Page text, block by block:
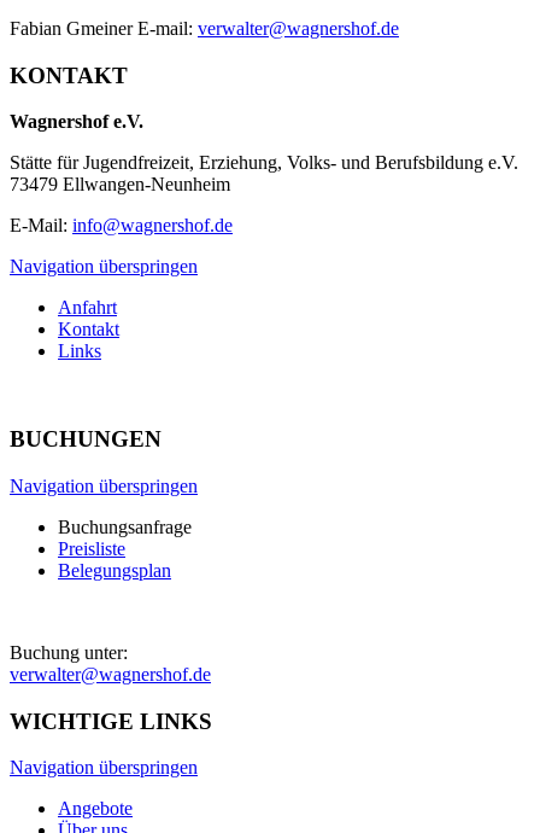
Fabian Gmeiner E-mail: verwalter@wagnershof.de
KONTAKT
Wagnershof e.V.
Stätte für Jugendfreizeit, Erziehung, Volks- und Berufsbildung e.V.
73479 Ellwangen-Neunheim
E-Mail: info@wagnershof.de
Navigation überspringen
Anfahrt
Kontakt
Links
BUCHUNGEN
Navigation überspringen
Buchungsanfrage
Preisliste
Belegungsplan
Buchung unter:
verwalter@wagnershof.de
WICHTIGE LINKS
Navigation überspringen
Angebote